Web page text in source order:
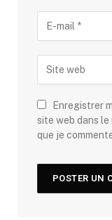
Enregistrer
site web dans
que je